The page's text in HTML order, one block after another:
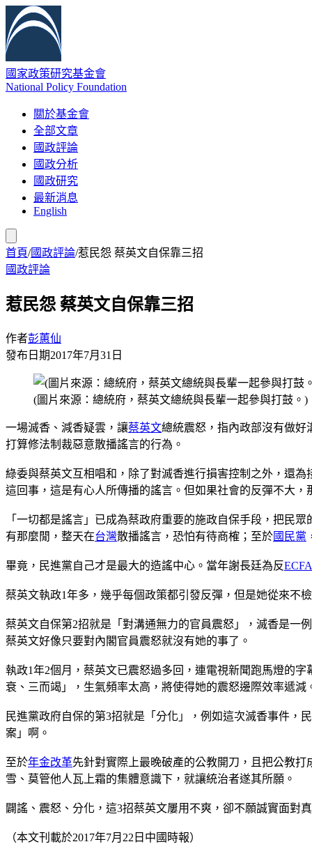
國家政策研究基金會
National Policy Foundation
關於基金會
全部文章
國政評論
國政分析
國政研究
最新消息
English
首頁/國政評論/惹民怨 蔡英文自保靠三招
國政評論
惹民怨 蔡英文自保靠三招
作者彭蕙仙
發布日期2017年7月31日
(圖片來源：總統府，蔡英文總統與長輩一起參與打鼓。)
一場滅香、減香疑雲，讓蔡英文總統震怒，指內政部沒有做好
打算修法制裁惡意散播謠言的行為。
綠委與蔡英文互相唱和，除了對滅香進行損害控制之外，還
這回事，這是有心人所傳播的謠言。但如果社會的反彈不大，
「一切都是謠言」已成為蔡政府重要的施政自保手段，把民
有那麼閒，整天在台灣散播謠言，恐怕有待商榷；至於國民黨
畢竟，民進黨自己才是最大的造謠中心。當年謝長廷為反ECFA
蔡英文執政1年多，幾乎每個政策都引發反彈，但是她從來不
蔡英文自保第2招就是「對溝通無力的官員震怒」，滅香是一
蔡英文好像只要對內閣官員震怒就沒有她的事了。
執政1年2個月，蔡英文已震怒過多回，連電視新聞跑馬燈的
衰、三而竭」，生氣頻率太高，將使得她的震怒邊際效率遞
民進黨政府自保的第3招就是「分化」，例如這次滅香事件，
案」啊。
至於年金改革先針對實際上最晚破產的公教開刀，且把公教
雪、莫管他人瓦上霜的集體意識下，就讓統治者遂其所願。
闢謠、震怒、分化，這3招蔡英文屢用不爽，卻不願誠實面對
（本文刊載於2017年7月22日中國時報）